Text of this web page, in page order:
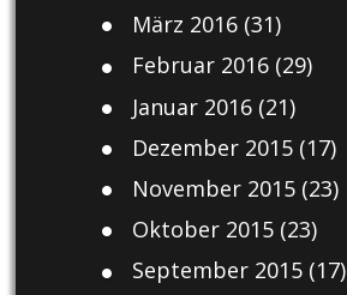
März 2016(31)
Februar 2016(29)
Januar 2016(21)
Dezember 2015(17)
November 2015(23)
Oktober 2015(23)
September 2015(17)